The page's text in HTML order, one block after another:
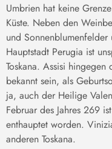
Umbrien hat keine
Küste. Neben den
und
Hauptstadt Perugia ist
Toskana. Assisi
bekannt sein, als
ja, auch der Heilige
Februar des Jahres 269
enthauptet worden.
anderen Toskana.